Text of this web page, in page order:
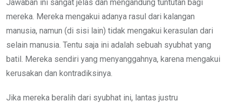
Jawaban ini sangat jelas dan mengandung tuntutan bagi
mereka. Mereka mengakui adanya rasul dari kalangan
manusia, namun (di sisi lain) tidak mengakui kerasulan dari
selain manusia. Tentu saja ini adalah sebuah syubhat yang
batil. Mereka sendiri yang menyanggahnya, karena mengakui
kerusakan dan kontradiksinya.
Jika mereka beralih dari syubhat ini, lantas justru